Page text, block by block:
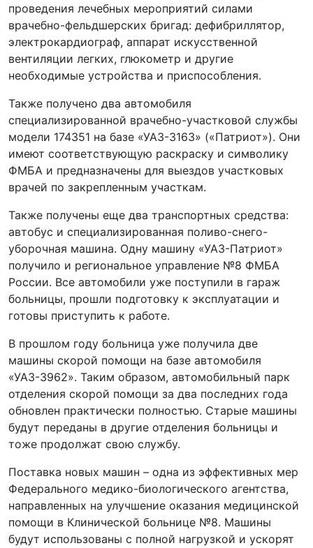
проведения лечебных мероприятий силами
врачебно-фельдшерских бригад: дефибриллятор,
электрокардиограф, аппарат искусственной
вентиляции легких, глюкометр и другие
необходимые устройства и приспособления.
Также получено два автомобиля
специализированной врачебно-участковой службы
модели 174351 на базе «УАЗ-3163» («Патриот»). Они
имеют соответствующую раскраску и символику
ФМБА и предназначены для выездов участковых
врачей по закрепленным участкам.
Также получены еще два транспортных средства:
автобус и специализированная поливо-снего-
уборочная машина. Одну машину «УАЗ-Патриот»
получило и региональное управление №8 ФМБА
России. Все автомобили уже поступили в гараж
больницы, прошли подготовку к эксплуатации и
готовы приступить к работе.
В прошлом году больница уже получила две
машины скорой помощи на базе автомобиля
«УАЗ-3962». Таким образом, автомобильный парк
отделения скорой помощи за два последних года
обновлен практически полностью. Старые машины
будут переданы в другие отделения больницы и
тоже продолжат свою службу.
Поставка новых машин – одна из эффективных мер
Федерального медико-биологического агентства,
направленных на улучшение оказания медицинской
помощи в Клинической больнице №8. Машины
будут использованы с полной нагрузкой и ускорят